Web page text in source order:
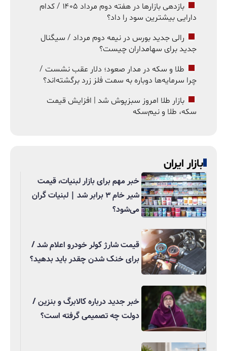
بازدهی بازارها در هفته دوم مرداد ۱۴۰۵ / کدام
دارایی بیشترین سود را داد؟
رالی جدید بورس در نیمه دوم مرداد / سیگنال
جدید برای سهامداران چیست؟
طلا و سکه در مدار صعود؛ دلار عقب نشست /
چرا سرمایه‌ها دوباره به سمت فلز زرد برگشته‌اند؟
بازار طلا امروز سبزپوش شد | افزایش قیمت
سکه، طلا و نیم‌سکه
بازار ایران
خبر مهم برای بازار لبنیات، قیمت
شیر خام ۳ برابر شد | لبنیات گران
می‌شود؟
قیمت شارژ کولر خودرو اعلام شد /
برای خنک شدن چقدر باید بدهید؟
خبر جدید درباره کالابرگ و بنزین /
دولت چه تصمیمی گرفته است؟